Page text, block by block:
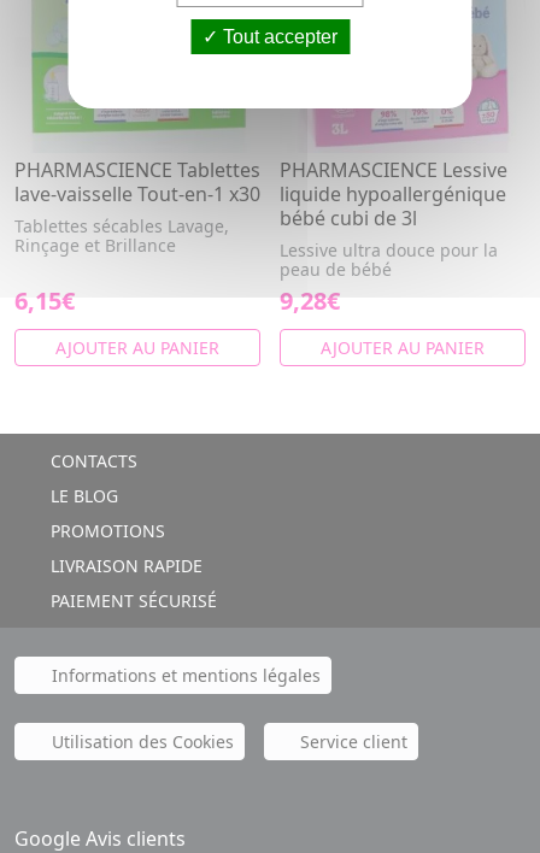
PHARMASCIENCE Tablettes
lave-vaisselle Tout-en-1 x30
Tablettes sécables Lavage,
Rinçage et Brillance
6,15€
AJOUTER AU PANIER
PHARMASCIENCE Lessive
liquide hypoallergénique
bébé cubi de 3l
Lessive ultra douce pour la
peau de bébé
9,28€
AJOUTER AU PANIER
CONTACTS
LE BLOG
PROMOTIONS
LIVRAISON RAPIDE
PAIEMENT SÉCURISÉ
Informations et mentions légales
Utilisation des Cookies Service client
Google Avis clients
Tout accepter